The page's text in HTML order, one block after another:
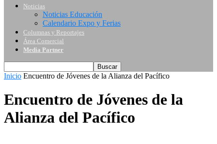
Noticias
Noticias Educación
Calendario Expo y Ferias
Columnas y Reportajes
Área Comercial
Media Partner
Inicio Encuentro de Jóvenes de la Alianza del Pacífico
Encuentro de Jóvenes de la
Alianza del Pacífico